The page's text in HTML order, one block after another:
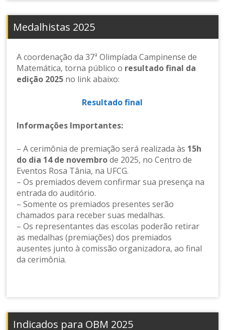
Medalhistas 2025
A coordenação da 37ª Olimpíada Campinense de
Matemática, torna público o resultado final da
edição 2025 no link abaixo:
Resultado final
Informações Importantes:
– A cerimônia de premiação será realizada às 15h
do dia 14 de novembrode 2025, no Centro de
Eventos Rosa Tânia, na UFCG.
– Os premiados devem confirmar sua presença na
entrada do auditório.
– Somente os premiados presentes serão
chamados para receber suas medalhas.
– Os representantes das escolas poderão retirar
as medalhas (premiações) dos premiados
ausentes junto à comissão organizadora, ao final
da cerimônia.
Indicados para OBM 2025